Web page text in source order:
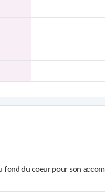
du coeur pour son